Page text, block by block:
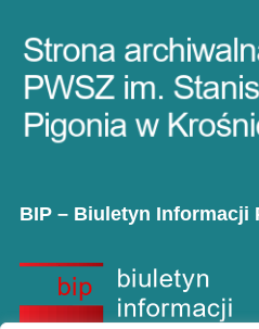
BIP – Biuletyn Informacji